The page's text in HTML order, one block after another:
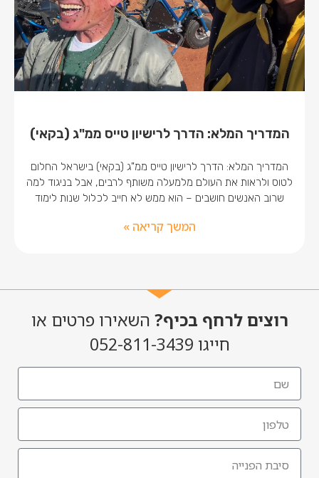
המדריך המלא: הדרך לרישיון טייס ממ"ג (בקאי)
המדריך המלא: הדרך לרישיון טייס ממ"ג (בקאי) בישראל החלום
לטוס ולראות את העולם מלמעלה משותף לרבים, אבל בניגוד למה
שרוב האנשים חושבים – הוא ממש לא חייב לכלול שנות לימוד
המשך קריאה »
רוצים לרחף בכיף? השאירו פרטים או
חייגו 052-811-3439